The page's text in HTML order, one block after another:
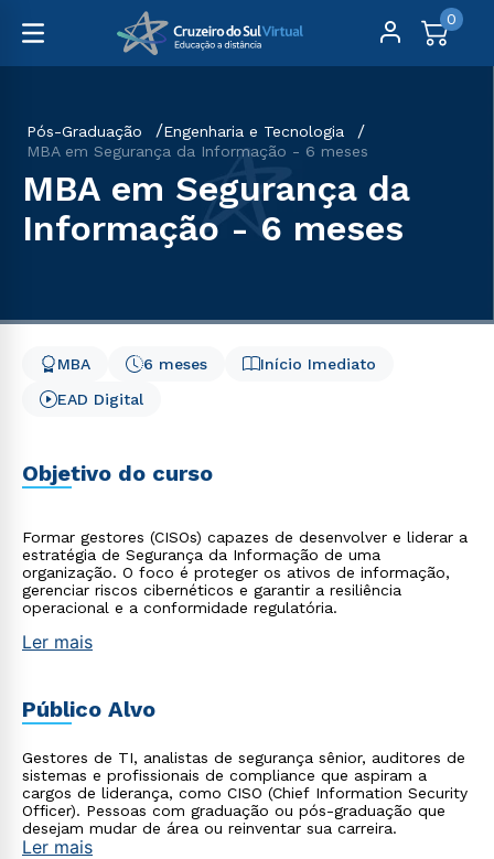
0
Pós-Graduação
Engenharia e Tecnologia
MBA em Segurança da Informação - 6 meses
MBA em Segurança da
Informação - 6 meses
Início Imediato
6 meses
MBA
EAD Digital
Objetivo do curso
Formar gestores (CISOs) capazes de desenvolver e liderar a
estratégia de Segurança da Informação de uma
organização. O foco é proteger os ativos de informação,
gerenciar riscos cibernéticos e garantir a resiliência
operacional e a conformidade regulatória.
Ler mais
Público Alvo
Gestores de TI, analistas de segurança sênior, auditores de
sistemas e profissionais de compliance que aspiram a
cargos de liderança, como CISO (Chief Information Security
Officer). Pessoas com graduação ou pós-graduação que
desejam mudar de área ou reinventar sua carreira.
Ler mais